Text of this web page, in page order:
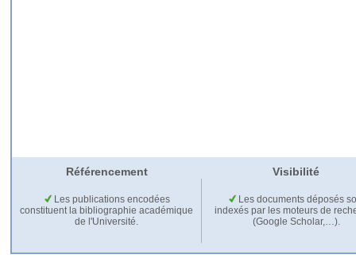
Référencement Visibilité
Les publications encodées
constituent la bibliographie académique
de l'Université.
Les documents déposés
indexés par les moteurs de
(Google Scholar,…).